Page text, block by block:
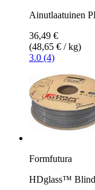
Ainutlaatuinen
36,49 €
(48,65 € / kg)
3.0 (4)
Formfutura
HDglass™